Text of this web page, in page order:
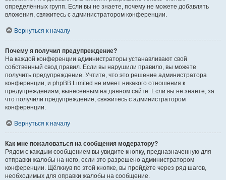
определённых групп. Если вы не знаете, почему не можете добавлять
вложения, свяжитесь с администратором конференции.
Вернуться к началу
Почему я получил предупреждение?
На каждой конференции администраторы устанавливают свой
собственный свод правил. Если вы нарушили правило, вы можете
получить предупреждение. Учтите, что это решение администратора
конференции, и phpBB Limited не имеет никакого отношения к
предупреждениям, вынесенным на данном сайте. Если вы не знаете, за
что получили предупреждение, свяжитесь с администратором
конференции.
Вернуться к началу
Как мне пожаловаться на сообщения модератору?
Рядом с каждым сообщением вы увидите кнопку, предназначенную для
отправки жалобы на него, если это разрешено администратором
конференции. Щёлкнув по этой кнопке, вы пройдёте через ряд шагов,
необходимых для оправки жалобы на сообщение.